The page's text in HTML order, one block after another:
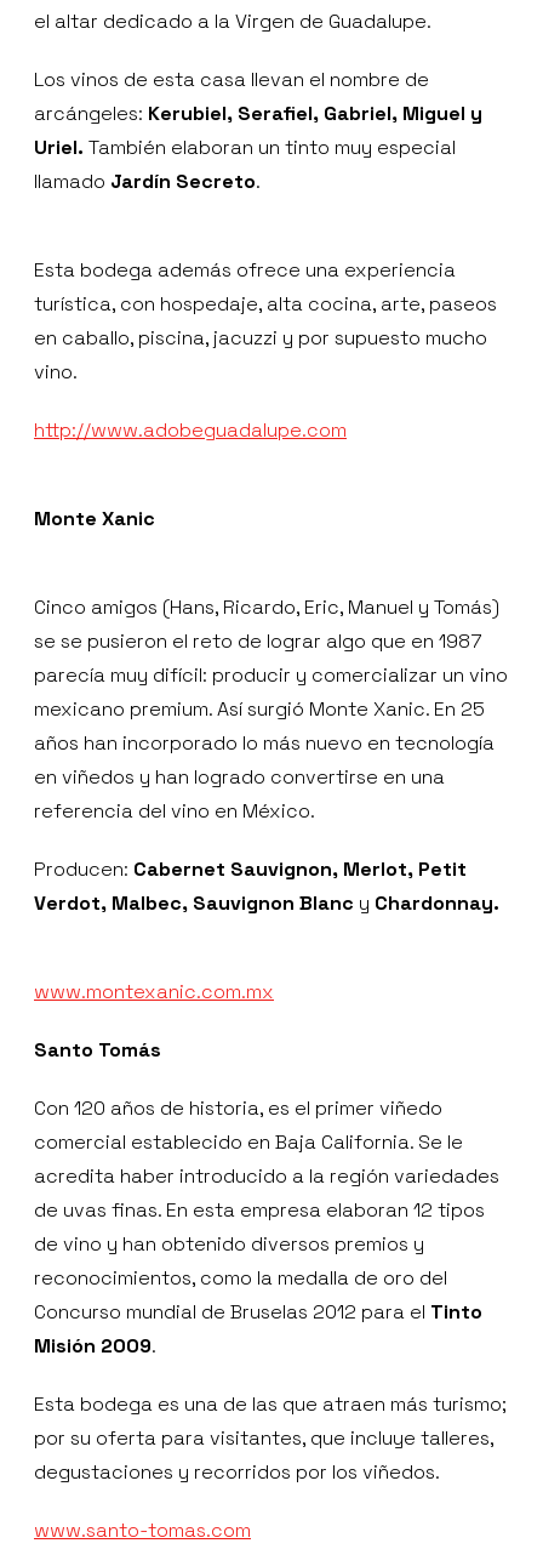
el altar dedicado a la Virgen de Guadalupe.
Los vinos de esta casa llevan el nombre de
arcángeles: Kerubiel, Serafiel, Gabriel, Miguel y
Uriel. También elaboran un tinto muy especial
llamado Jardín Secreto.
Esta bodega además ofrece una experiencia
turística, con hospedaje, alta cocina, arte, paseos
en caballo, piscina, jacuzzi y por supuesto mucho
vino.
http://www.adobeguadalupe.com
Monte Xanic
Cinco amigos (Hans, Ricardo, Eric, Manuel y Tomás)
se se pusieron el reto de lograr algo que en 1987
parecía muy difícil: producir y comercializar un vino
mexicano premium. Así surgió Monte Xanic. En 25
años han incorporado lo más nuevo en tecnología
en viñedos y han logrado convertirse en una
referencia del vino en México.
Producen: Cabernet Sauvignon, Merlot, Petit
Verdot, Malbec, Sauvignon Blanc y Chardonnay.
www.montexanic.com.mx
Santo Tomás
Con 120 años de historia, es el primer viñedo
comercial establecido en Baja California. Se le
acredita haber introducido a la región variedades
de uvas finas. En esta empresa elaboran 12 tipos
de vino y han obtenido diversos premios y
reconocimientos, como la medalla de oro del
Concurso mundial de Bruselas 2012 para el Tinto
Misión 2009.
Esta bodega es una de las que atraen más turismo;
por su oferta para visitantes, que incluye talleres,
degustaciones y recorridos por los viñedos.
www.santo-tomas.com